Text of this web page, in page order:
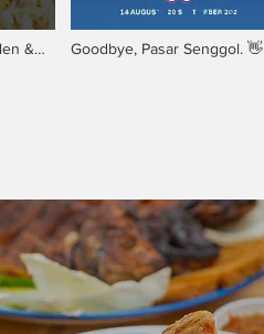
&
Goodbye, Pasar Senggol. 👋